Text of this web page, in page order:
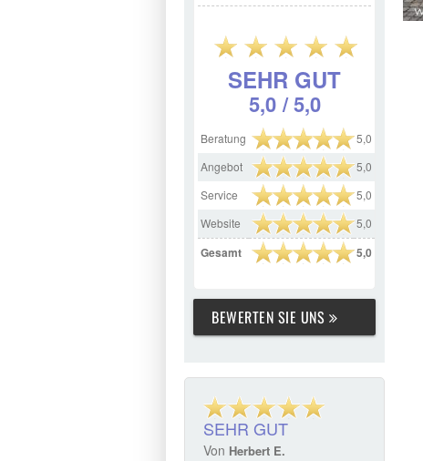
SEHR GUT
5,0 / 5,0
Beratung
5,0
Angebot
5,0
Service
5,0
Website
5,0
Gesamt 5,0
BEWERTEN SIE UNS
SEHR GUT
Von Herbert E.